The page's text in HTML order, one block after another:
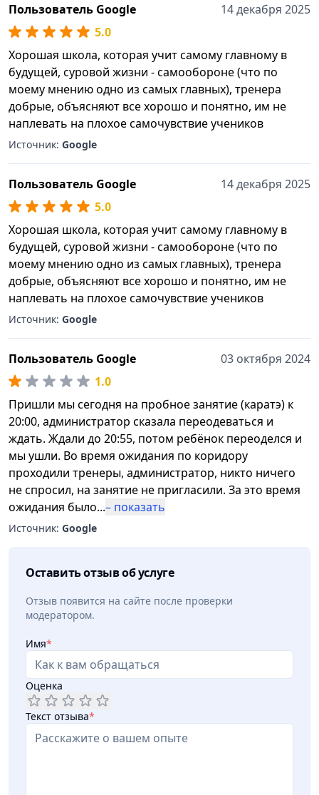
Пользователь Google
14 декабря 2025
5.0
Хорошая школа, которая учит самому главному в
будущей, суровой жизни - самообороне (что по
моему мнению одно из самых главных), тренера
добрые, объясняют все хорошо и понятно, им не
наплевать на плохое самочувствие учеников
Источник: Google
Пользователь Google
14 декабря 2025
5.0
Хорошая школа, которая учит самому главному в
будущей, суровой жизни - самообороне (что по
моему мнению одно из самых главных), тренера
добрые, объясняют все хорошо и понятно, им не
наплевать на плохое самочувствие учеников
Источник: Google
Пользователь Google
03 октября 2024
1.0
Пришли мы сегодня на пробное занятие (каратэ) к
20:00, администратор сказала переодеваться и
ждать. Ждали до 20:55, потом ребёнок переоделся и
мы ушли. Во время ожидания по коридору
проходили тренеры, администратор, никто ничего
не спросил, на занятие не пригласили. За это время
ожидания было...– показать
Источник: Google
Оставить отзыв об услуге
Отзыв появится на сайте после проверки
модератором.
Имя*
Оценка
Текст отзыва*